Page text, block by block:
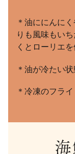
＊油ににんに
りも風味もい
くとローリエを
＊油が冷たい
＊冷凍のフラ